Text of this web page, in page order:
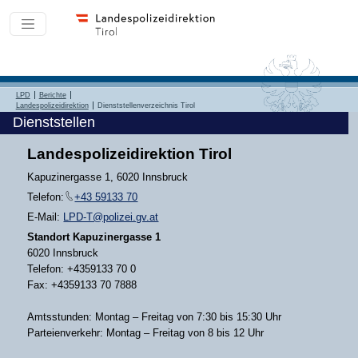
LPD
Berichte
Landespolizeidirektion
Dienststellenverzeichnis Tirol
Dienststellen
Landespolizeidirektion Tirol
Kapuzinergasse 1, 6020 Innsbruck
Telefon:
+43 59133 70
E-Mail: LPD-T@polizei.gv.at
Standort Kapuzinergasse 1
6020 Innsbruck
Telefon: +4359133 70 0
Fax: +4359133 70 7888
Amtsstunden: Montag – Freitag von 7:30 bis 15:30 Uhr
Parteienverkehr: Montag – Freitag von 8 bis 12 Uhr